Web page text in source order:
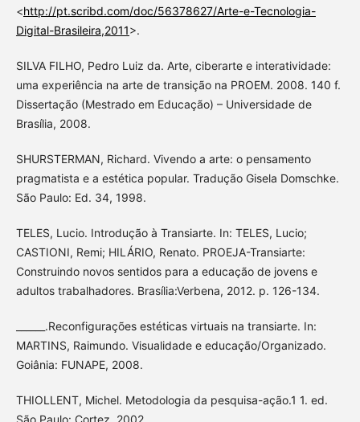
<http://pt.scribd.com/doc/56378627/Arte-e-Tecnologia-
Digital-Brasileira,2011>.
SILVA FILHO, Pedro Luiz da. Arte, ciberarte e interatividade:
uma experiência na arte de transição na PROEM. 2008. 140 f.
Dissertação (Mestrado em Educação) – Universidade de
Brasília, 2008.
SHURSTERMAN, Richard. Vivendo a arte: o pensamento
pragmatista e a estética popular. Tradução Gisela Domschke.
São Paulo: Ed. 34, 1998.
TELES, Lucio. Introdução à Transiarte. In: TELES, Lucio;
CASTIONI, Remi; HILÁRIO, Renato. PROEJA-Transiarte:
Construindo novos sentidos para a educação de jovens e
adultos trabalhadores. Brasília:Verbena, 2012. p. 126-134.
______.Reconfigurações estéticas virtuais na transiarte. In:
MARTINS, Raimundo. Visualidade e educação/Organizado.
Goiânia: FUNAPE, 2008.
THIOLLENT, Michel. Metodologia da pesquisa-ação.1 1. ed.
São Paulo: Cortez, 2002